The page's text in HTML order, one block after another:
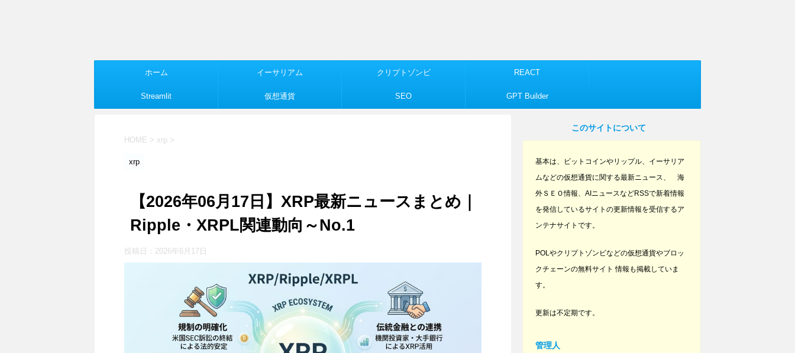
ホーム イーサリアム クリプトゾンビ REACT
Streamlit 仮想通貨 SEO GPT Builder
HOME > xrp >
xrp
【2026年06月17日】XRP最新ニュースまとめ｜
Ripple・XRPL関連動向～No.1
投稿日： 2026年6月17日
このサイトについて
基本は、ビットコインやリップル、イーサリア
ムなどの仮想通貨に関する最新ニュース、 海
外ＳＥＯ情報、AIニュースなどRSSで新着情報
を発信しているサイトの更新情報を受信するア
ンテナサイトです。
POLやクリプトゾンビなどの仮想通貨やブロッ
クチェーンの無料サイト 情報も掲載していま
す。
更新は不定期です。
管理人